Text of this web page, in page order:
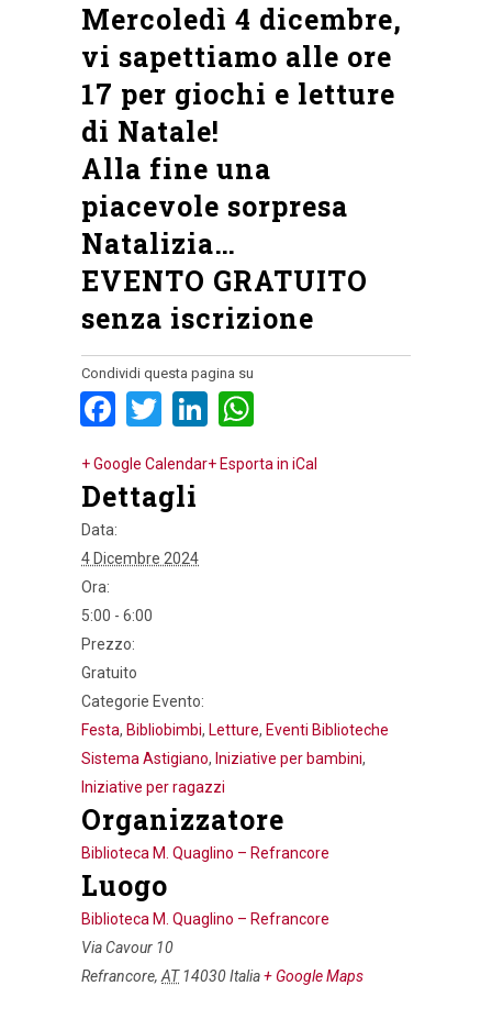
Mercoledì 4 dicembre,
vi sapettiamo alle ore
17 per giochi e letture
di Natale!
Alla fine una
piacevole sorpresa
Natalizia…
EVENTO GRATUITO
senza iscrizione
Condividi questa pagina su
Facebook
TwitterLinkedIn
+ Google Calendar+ Esporta in iCal
Dettagli
Data:
4 Dicembre 2024
Ora:
5:00 - 6:00
Prezzo:
Gratuito
Categorie Evento:
Festa, Bibliobimbi, Letture, Eventi Biblioteche
Sistema Astigiano, Iniziative per bambini,
Iniziative per ragazzi
Organizzatore
Biblioteca M. Quaglino – Refrancore
Luogo
Biblioteca M. Quaglino – Refrancore
Via Cavour 10
Refrancore, AT 14030Italia+ Google Maps